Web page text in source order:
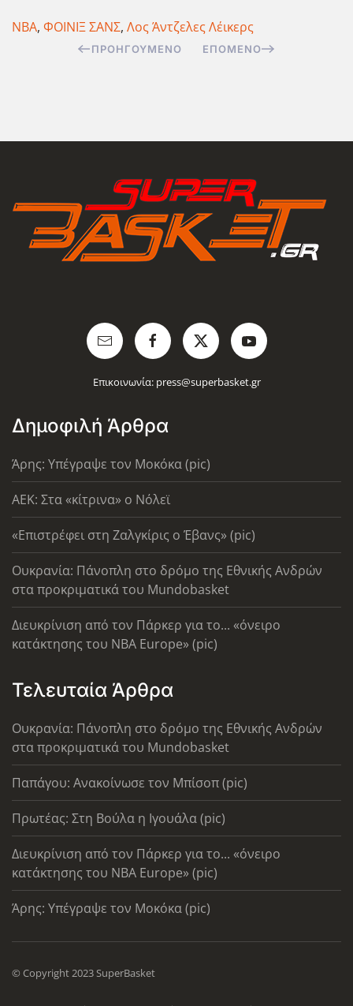
NBA, ΦΟΙΝΙΞ ΣΑΝΣ, Λος Άντζελες Λέικερς
ΠΡΟΗΓΟΎΜΕΝΟ ΕΠΌΜΕΝΟ
Επικοινωνία: press@superbasket.gr
Δημοφιλή Άρθρα
Άρης: Υπέγραψε τον Μοκόκα (pic)
AEK: Στα «κίτρινα» ο Νόλεϊ
«Επιστρέφει στη Ζαλγκίρις ο Έβανς» (pic)
Ουκρανία: Πάνοπλη στο δρόμο της Εθνικής Ανδρών
στα προκριματικά του Mundobasket
Διευκρίνιση από τον Πάρκερ για το... «όνειρο
κατάκτησης του ΝΒΑ Europe» (pic)
Τελευταία Άρθρα
Ουκρανία: Πάνοπλη στο δρόμο της Εθνικής Ανδρών
στα προκριματικά του Mundobasket
Παπάγου: Ανακοίνωσε τον Μπίσοπ (pic)
Πρωτέας: Στη Βούλα η Ιγουάλα (pic)
Διευκρίνιση από τον Πάρκερ για το... «όνειρο
κατάκτησης του ΝΒΑ Europe» (pic)
Άρης: Υπέγραψε τον Μοκόκα (pic)
© Copyright 2023 SuperBasket